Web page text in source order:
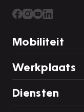
Mobiliteit
Werkplaats
Diensten